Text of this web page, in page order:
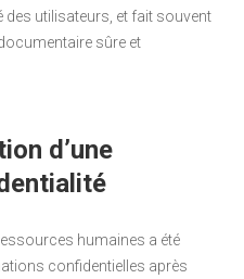
utilisateurs, et fait souvent
sûre et
d’une
humaines a été
confidentielles après